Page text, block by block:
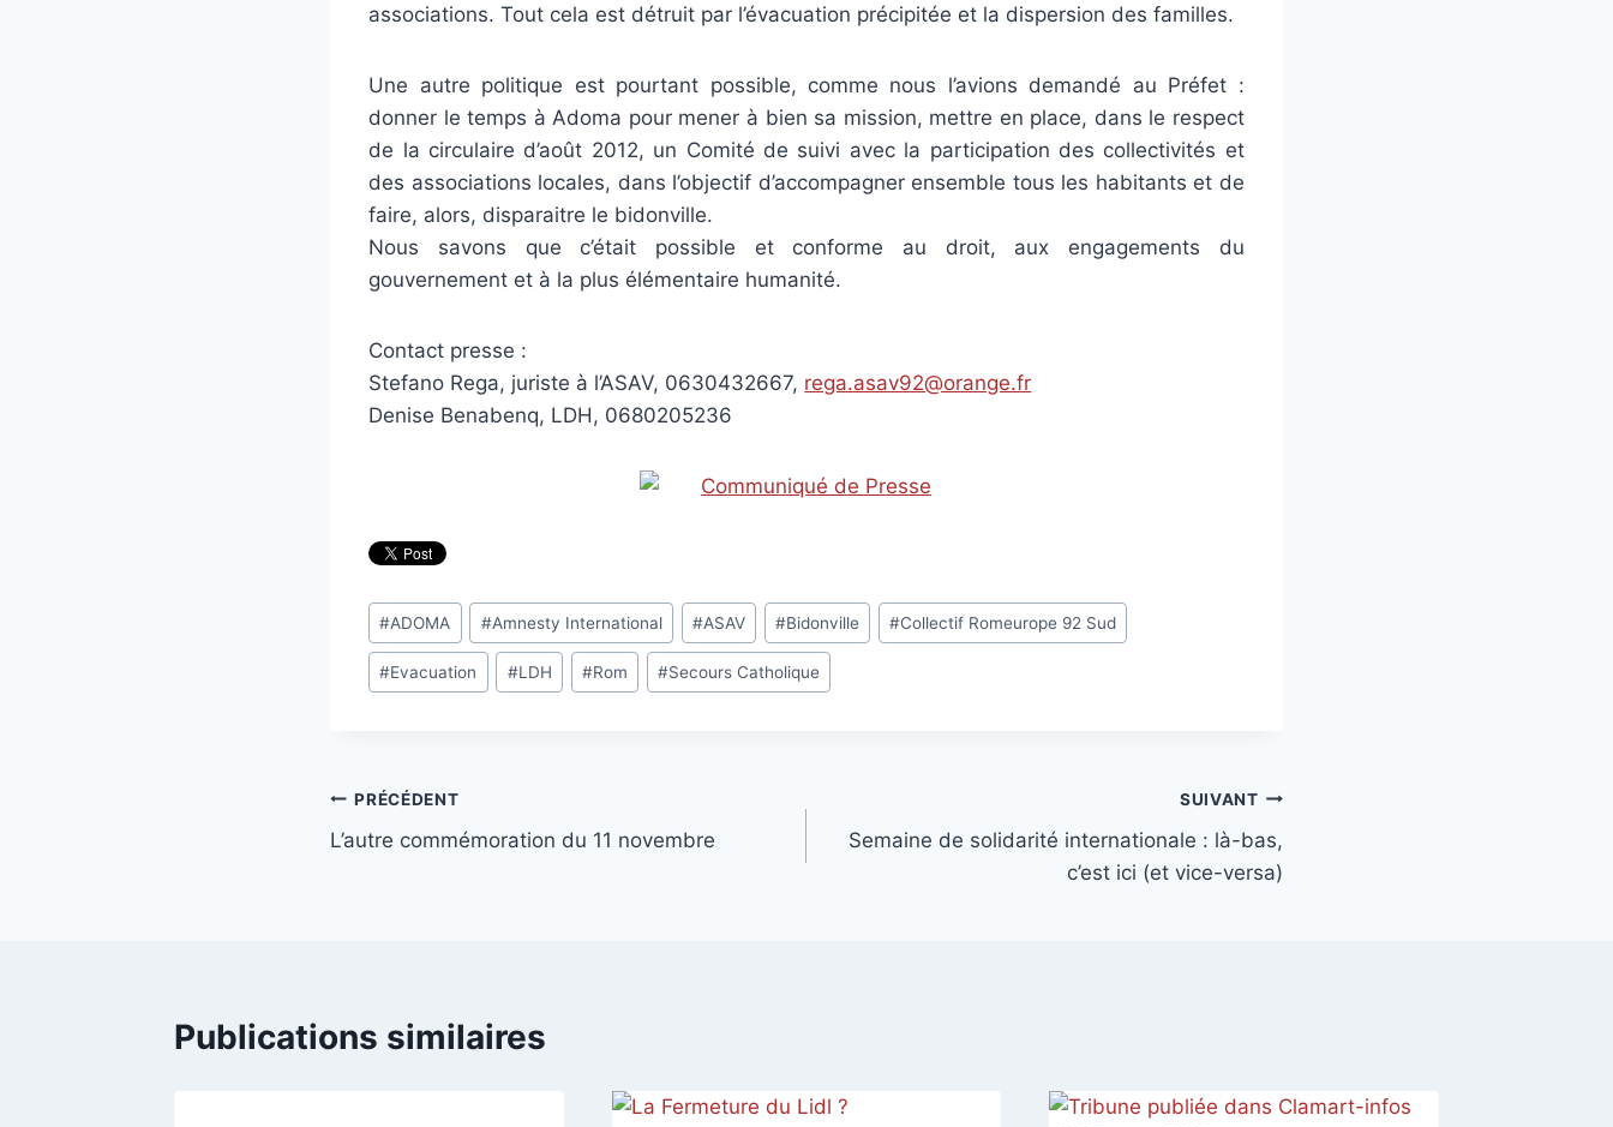
associations. Tout cela est détruit par l’évacuation précipitée et la dispersion des familles.
Une autre politique est pourtant possible, comme nous l’avions demandé au Préfet :
donner le temps à Adoma pour mener à bien sa mission, mettre en place, dans le respect
de la circulaire d’août 2012, un Comité de suivi avec la participation des collectivités et
des associations locales, dans l’objectif d’accompagner ensemble tous les habitants et de
faire, alors, disparaitre le bidonville.
Nous savons que c’était possible et conforme au droit, aux engagements du
gouvernement et à la plus élémentaire humanité.
Contact presse :
Stefano Rega, juriste à l’ASAV, 0630432667, rega.asav92@orange.fr
Denise Benabenq, LDH, 0680205236
Étiquettes
de
la
#ADOMA #Amnesty International #ASAV #Bidonville #Collectif Romeurope 92 Sud
#Evacuation #LDH #Rom #Secours Catholique
Navigation
de
PRÉCÉDENT
L’autre commémoration du 11 novembre
SUIVANT
Semaine de solidarité internationale : là-bas,
c’est ici (et vice-versa)
Publications similaires